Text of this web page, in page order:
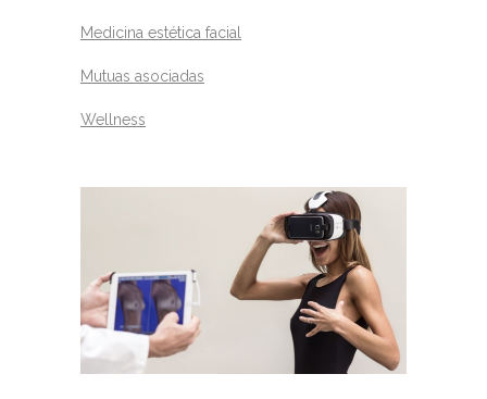
Medicina estética facial
Mutuas asociadas
Wellness